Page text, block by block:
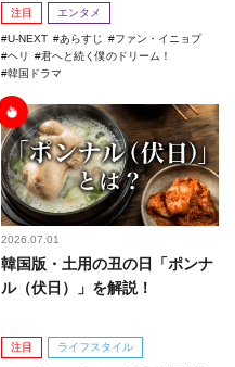
注目 エンタメ
U-NEXT あらすじ
ファン・イニョプ
ヘリ
君へと続く僕のドリーム！
韓国ドラマ
2026.07.01
韓国版・土用の丑の日「ポンナ
ル（伏日）」を解説！
注目 ライフスタイル